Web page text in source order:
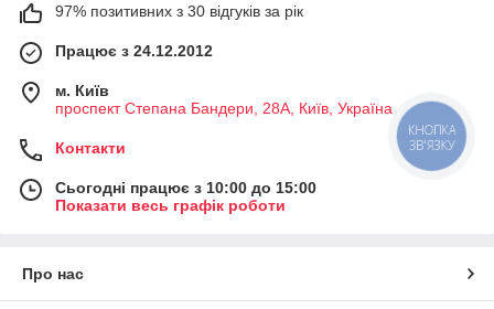
97% позитивних з 30 відгуків за рік
Працює з 24.12.2012
м. Київ
проспект Степана Бандери, 28А, Київ, Україна
Контакти
Сьогодні працює з 10:00 до 15:00
Показати весь графік роботи
Про нас
КНОПКА
ЗВ'ЯЗКУ